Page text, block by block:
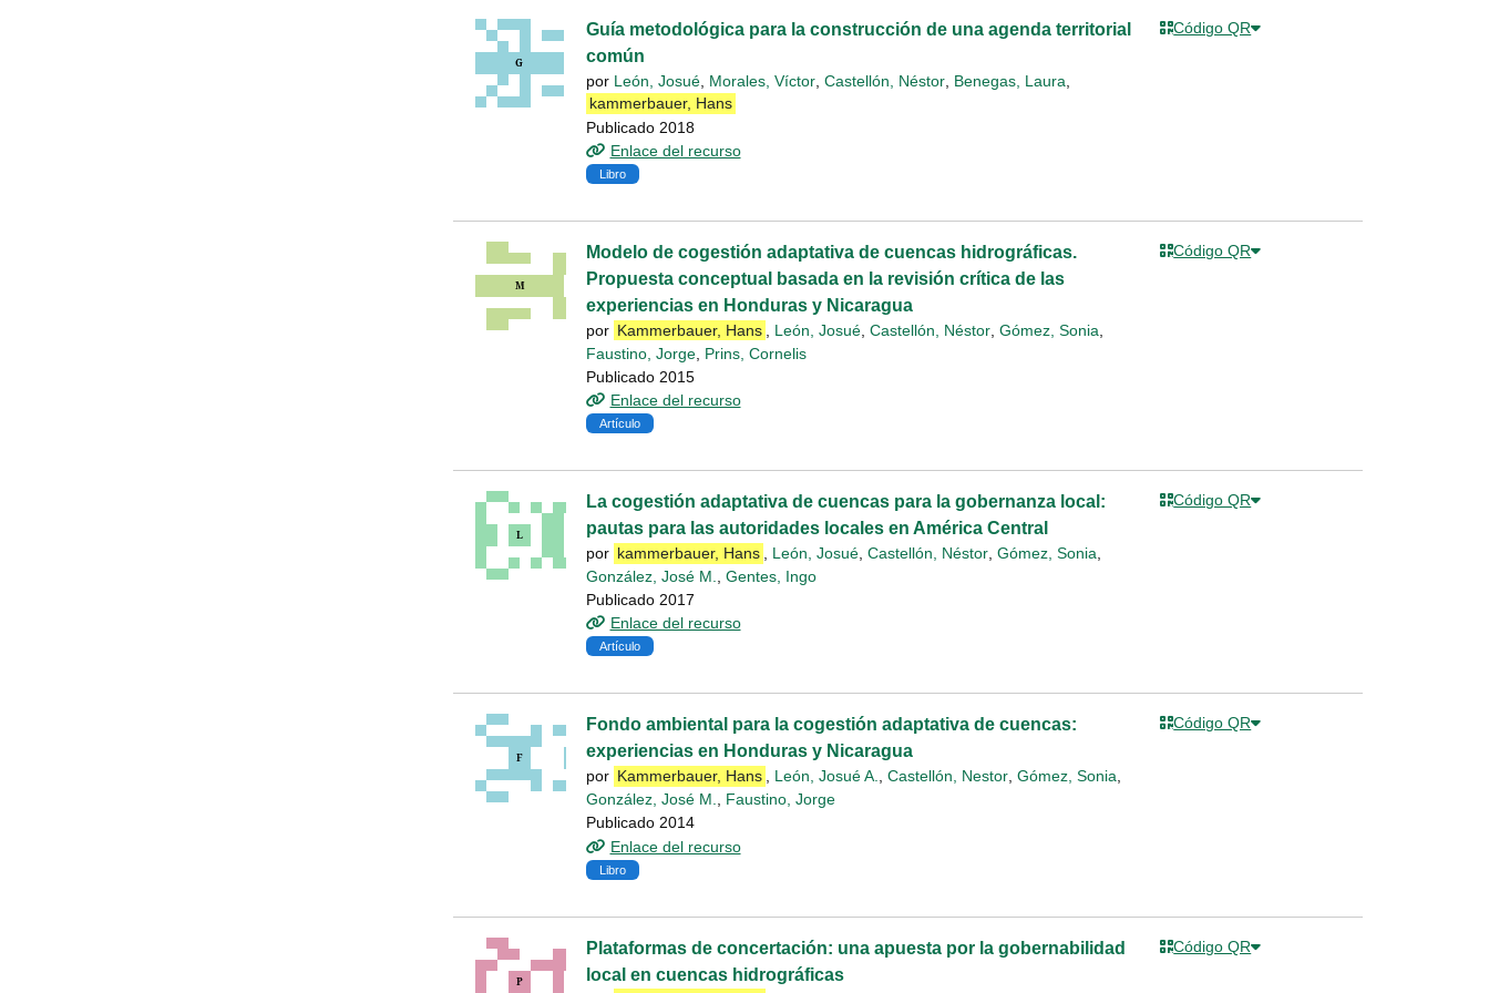
Guía metodológica para la construcción de una agenda territorial
común
por León, Josué Morales, Víctor Castellón, Néstor Benegas, Laura
kammerbauer, Hans
Publicado 2018
Enlace del recurso
Libro
Código QR
Modelo de cogestión adaptativa de cuencas hidrográficas.
Propuesta conceptual basada en la revisión crítica de las
experiencias en Honduras y Nicaragua
por Kammerbauer, Hans León, Josué, Castellón, Néstor, Gómez, Sonia
Faustino, Jorge Prins, Cornelis
Publicado 2015
Enlace del recurso
Artículo
Código QR
La cogestión adaptativa de cuencas para la gobernanza local:
pautas para las autoridades locales en América Central
por kammerbauer, Hans León, Josué, Castellón, Néstor, Gómez, Sonia
González, José M.
Gentes, Ingo
Publicado 2017
Enlace del recurso
Artículo
Código QR
Fondo ambiental para la cogestión adaptativa de cuencas:
experiencias en Honduras y Nicaragua
por Kammerbauer, Hans , León, Josué A., Castellón, Nestor, Gómez, Sonia,
González, José M., Faustino, Jorge
Publicado 2014
Enlace del recurso
Libro
Código QR
Plataformas de concertación: una apuesta por la gobernabilidad
local en cuencas hidrográficas
Código QR